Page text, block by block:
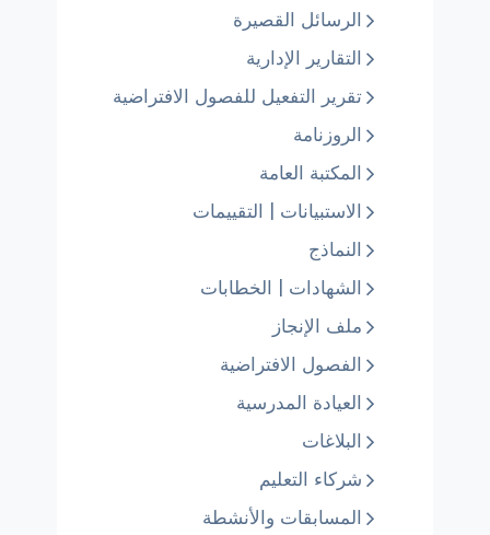
الرسائل القصيرة
التقارير الإدارية
تقرير التفعيل للفصول الافتراضية
الروزنامة
المكتبة العامة
الاستبيانات | التقييمات
النماذج
الشهادات | الخطابات
ملف الإنجاز
الفصول الافتراضية
العيادة المدرسية
البلاغات
شركاء التعليم
المسابقات والأنشطة